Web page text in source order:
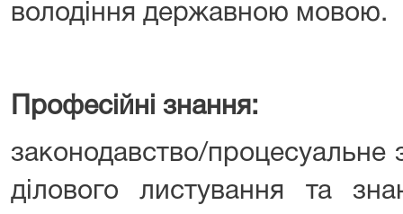
володіння державною мовою.
Професійні знання:
законодавство/процесуальне
ділового листування та